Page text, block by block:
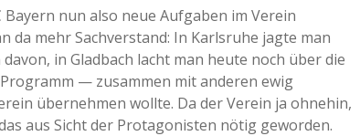
nun also neue Aufgaben im Verein
da mehr Sachverstand: In Karlsruhe jagte man
in Gladbach lacht man heute noch über die
— zusammen mit anderen ewig
übernehmen wollte. Da der Verein ja ohnehin,
aus Sicht der Protagonisten nötig geworden.